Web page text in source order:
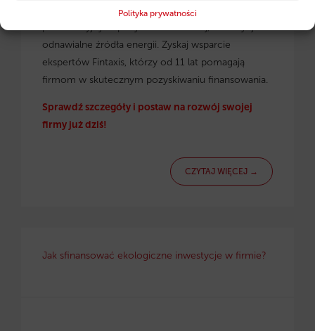
Polityka prywatności
przedsiębiorców– dowiedz się, jak skorzystać z
odnawialne źródła energii. Zyskaj wsparcie
ekspertów Fintaxis, którzy od 11 lat pomagają
firmom w skutecznym pozyskiwaniu finansowania.
Sprawdź szczegóły i postaw na rozwój swojej
firmy już dziś!
CZYTAJ WIĘCEJ →
Jak sfinansować ekologiczne inwestycje w firmie?